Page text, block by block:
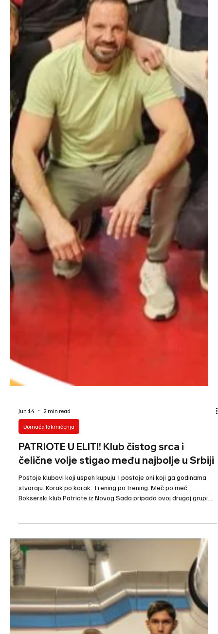
Jun 14
Domaća takmičenja
PATRIOTE U ELITI! Klub čistog srca i
čelične volje stigao među najbolje u Srbiji